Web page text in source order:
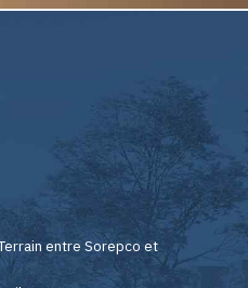
entre Sorepco et